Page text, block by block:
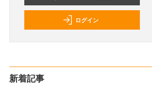
ログイン
新着記事